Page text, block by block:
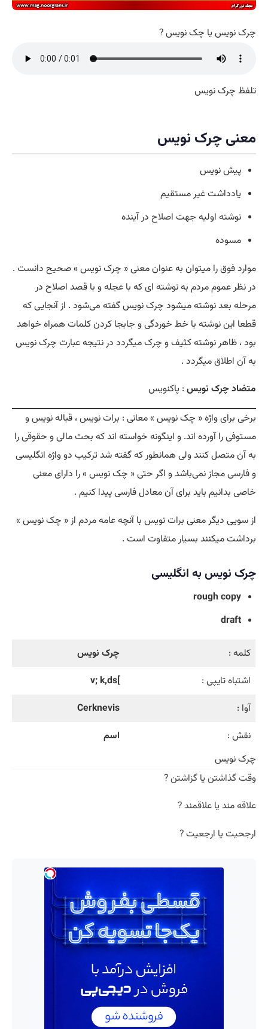
چرک نویس یا چک نویس ?
تلفظ چرک نویس
معنی چرک نویس
پیش نویس
یادداشت غیر مستقیم
نوشته اولیه جهت اصلاح در آینده
مسوده
موارد فوق را میتوان به عنوان معنی « چرک نویس » صحیح دانست .
در نظر عموم مردم به نوشته ای که با عجله و با قصد اصلاح در
مرحله بعد نوشته میشود چرک نویس گفته می‌شود . از آنجایی که
قطعا این نوشته با خط خوردگی و جابجا کردن کلمات همراه خواهد
بود ، ظاهر نوشته کثیف و چرک میگردد در نتیجه عبارت چرک نویس
به آن اطلاقمیگردد .
متضاد چرک نویس : پاکنویس
برخی برای واژه « چک نویس » معانی : برات نویس ، قباله نویس و
مستوفی را آورده اند. و اینگونه خواسته اند که بحث مالی و حقوقی را
به آن متصل کنند ولی همانطور که گفته شد ترکیب دو واژه انگلیسی
و فارسی مجاز نمی‌باشد و اگر حتی « چک نویس » را دارای معنی
خاصی بدانیم باید برای آن معادل فارسی پیدا کنیم .
از سویی دیگر معنی برات نویس با آنچه عامه مردم از « چک نویس »
برداشت میکنند بسیار متفاوت است .
چرک نویس به انگلیسی
rough copy
draft
کلمه :
چرک نویس
اشتباهتایپی :
]v; k,ds
آوا :
Cerknevis
نقش :
اسم
چرک نویس
وقت گذاشتن یا گزاشتن ?
علاقه مند یا علاقمند ?
ارجحیت یا ارجعیت ?